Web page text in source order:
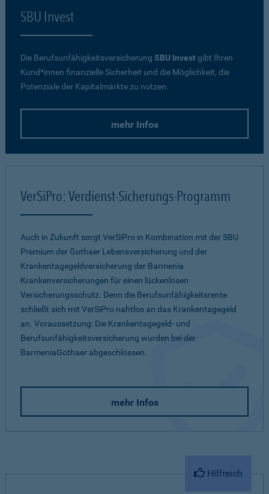
SBU Invest
Die Berufsunfähigkeitsversicherung SBU Investgibt Ihren
Kund*innen finanzielle Sicherheit und die Möglichkeit, die
Potenziale der Kapitalmärkte zu nutzen.
mehr Infos
VerSiPro: Verdienst-Sicherungs-Programm
Auch in Zukunft sorgt VerSiPro in Kombination mit der SBU
Premium der Gothaer Lebensversicherung und der
Krankentagegeldversicherung der Barmenia
Krankenversicherungen für einen lückenlosen
Versicherungsschutz. Denn die Berufsunfähigkeitsrente
schließt sich mit VerSiPro nahtlos an das Krankentagegeld
an. Voraussetzung: Die Krankentagegeld- und
Berufsunfähigkeitsversicherung wurden bei der
BarmeniaGothaer abgeschlossen.
mehr Infos
Hilfreich